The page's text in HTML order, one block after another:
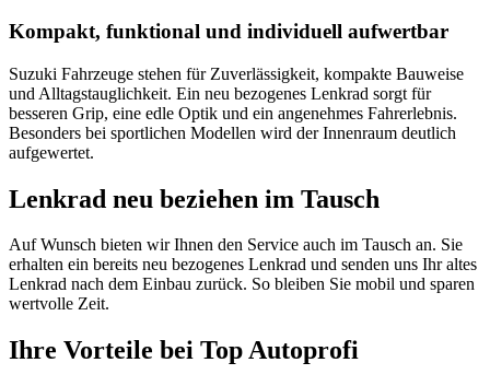
Kompakt, funktional und individuell aufwertbar
Suzuki Fahrzeuge stehen für Zuverlässigkeit, kompakte Bauweise
und Alltagstauglichkeit. Ein neu bezogenes Lenkrad sorgt für
besseren Grip, eine edle Optik und ein angenehmes Fahrerlebnis.
Besonders bei sportlichen Modellen wird der Innenraum deutlich
aufgewertet.
Lenkrad neu beziehen im Tausch
Auf Wunsch bieten wir Ihnen den Service auch im Tausch an. Sie
erhalten ein bereits neu bezogenes Lenkrad und senden uns Ihr altes
Lenkrad nach dem Einbau zurück. So bleiben Sie mobil und sparen
wertvolle Zeit.
Ihre Vorteile bei Top Autoprofi